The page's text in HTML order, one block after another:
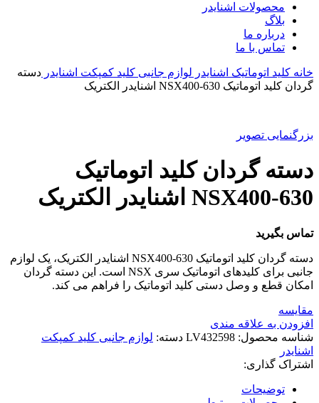
محصولات اشنایدر
بلاگ
درباره ما
تماس با ما
خانه کلید اتوماتیک اشنایدر لوازم جانبی کلید کمپکت اشنایدر دسته
گردان کليد اتوماتیک NSX400-630 اشنایدر الکتریک
بزرگنمایی تصویر
دسته گردان کليد اتوماتیک
NSX400-630 اشنایدر الکتریک
تماس بگیرید
دسته گردان کلید اتوماتیک NSX400-630 اشنایدر الکتریک، یک لوازم
جانبی برای کلیدهای اتوماتیک سری NSX است. این دسته گردان
امکان قطع و وصل دستی کلید اتوماتیک را فراهم می کند.
مقایسه
افزودن به علاقه مندی
شناسه محصول: LV432598 دسته: لوازم جانبی کلید کمپکت
اشنایدر
اشتراک گذاری:
توضیحات